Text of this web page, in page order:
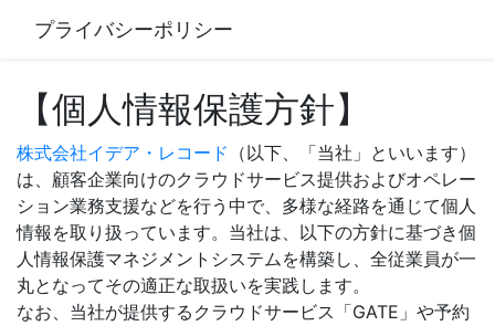
プライバシーポリシー
【個人情報保護方針】
株式会社イデア・レコード （以下、「当社」といいます）
は、顧客企業向けのクラウドサービス提供およびオペレー
ション業務支援などを行う中で、多様な経路を通じて個人
情報を取り扱っています。当社は、以下の方針に基づき個
人情報保護マネジメントシステムを構築し、全従業員が一
丸となってその適正な取扱いを実践します。
なお、当社が提供するクラウドサービス「GATE」や予約